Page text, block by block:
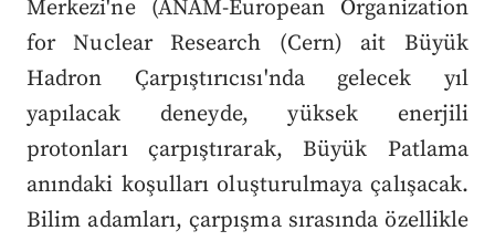
Merkezi'ne (ANAM-European Organization
for Nuclear Research (Cern) ait Büyük
Hadron Çarpıştırıcısı'nda gelecek yıl
yapılacak deneyde, yüksek enerjili
protonları çarpıştırarak, Büyük Patlama
anındaki koşulları oluşturulmaya çalışacak.
Bilim adamları, çarpışma sırasında özellikle